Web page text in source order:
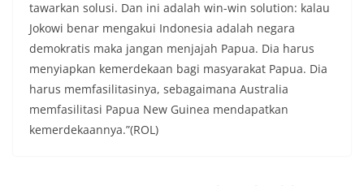
tawarkan solusi. Dan ini adalah win-win solution: kalau
Jokowi benar mengakui Indonesia adalah negara
demokratis maka jangan menjajah Papua. Dia harus
menyiapkan kemerdekaan bagi masyarakat Papua. Dia
harus memfasilitasinya, sebagaimana Australia
memfasilitasi Papua New Guinea mendapatkan
kemerdekaannya.”(ROL)